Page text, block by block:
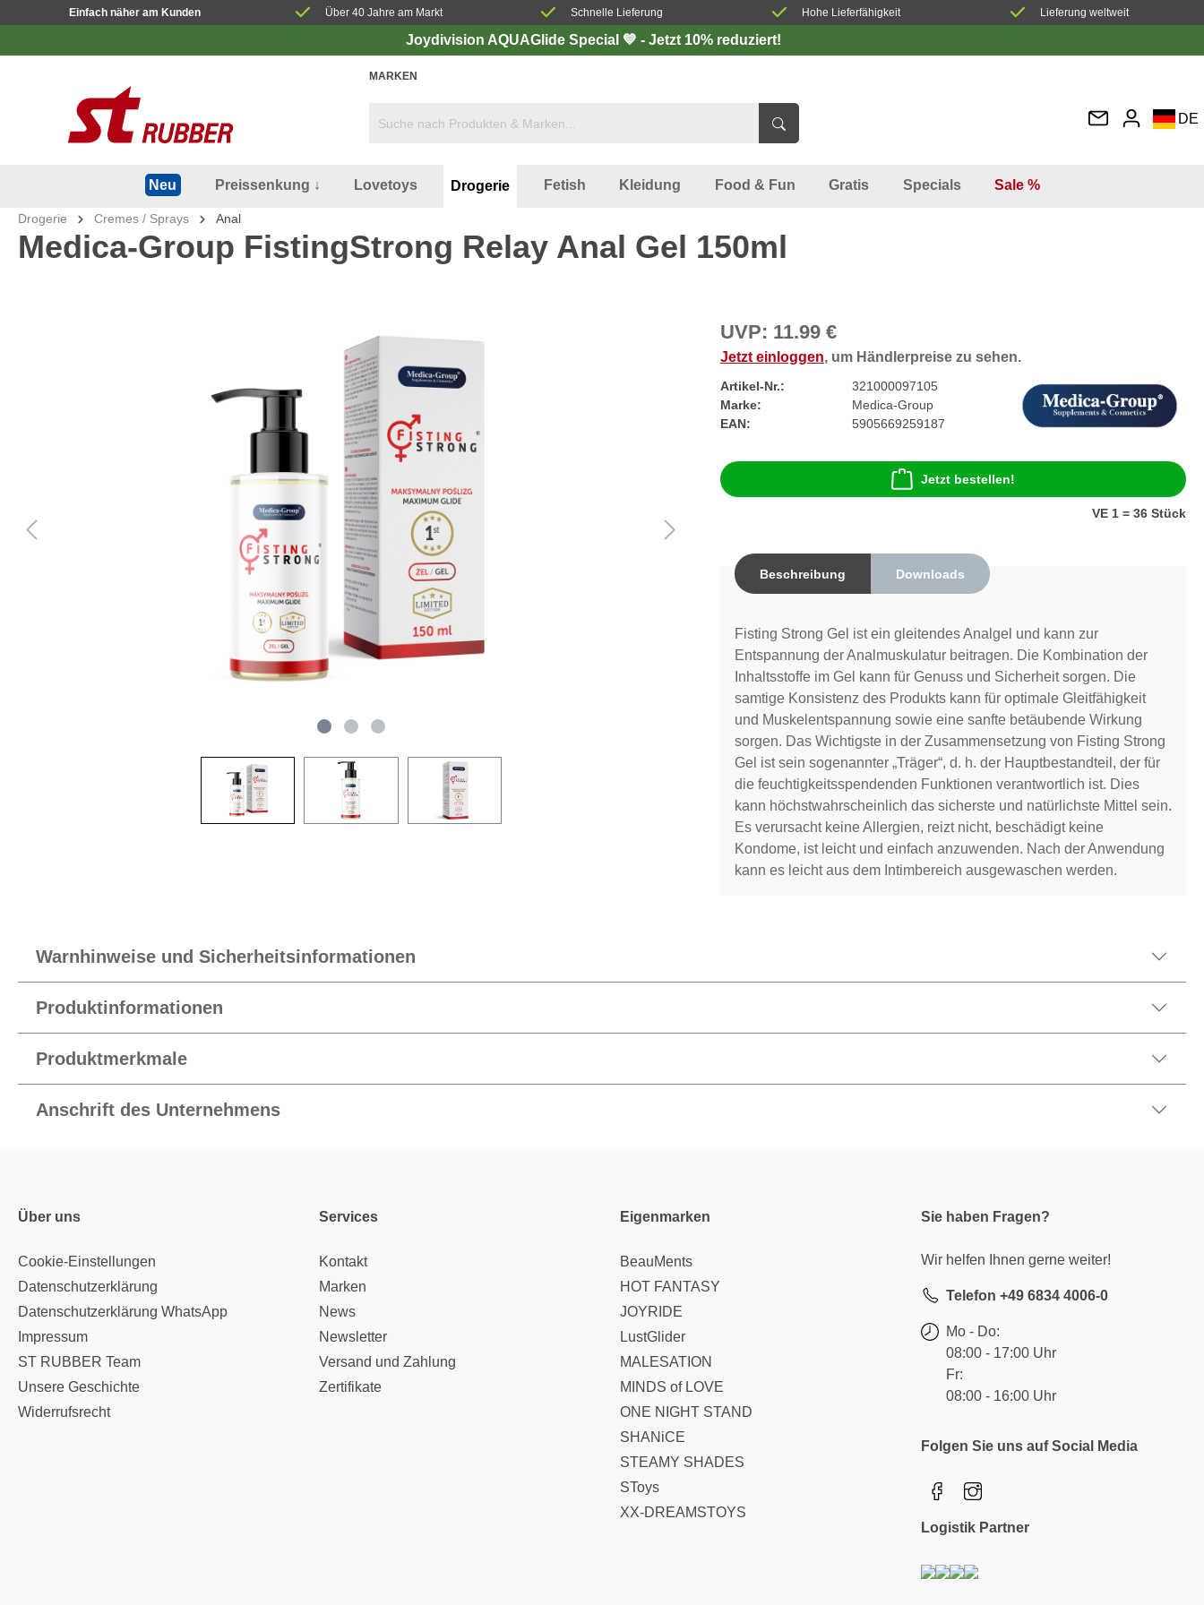
Einfach näher am Kunden Über 40 Jahre am Markt Schnelle Lieferung Hohe Lieferfähigkeit Lieferung weltweit
Joydivision AQUAGlide Special 💙 - Jetzt 10% reduziert!
MARKEN
DE
Neu Preissenkung ↓ Lovetoys Drogerie Fetish Kleidung Food & Fun Gratis Specials Sale %
Drogerie Cremes / Sprays Anal
Medica-Group FistingStrong Relay Anal Gel 150ml
UVP: 11.99 €
Jetzt einloggen, um Händlerpreise zu sehen.
Artikel-Nr.:
321000097105
Marke:
Medica-Group
EAN:
5905669259187
Jetzt bestellen!
VE 1 = 36 Stück
Beschreibung Downloads
Fisting Strong Gel ist ein gleitendes Analgel und kann zur
Entspannung der Analmuskulatur beitragen. Die Kombination der
Inhaltsstoffe im Gel kann für Genuss und Sicherheit sorgen. Die
samtige Konsistenz des Produkts kann für optimale Gleitfähigkeit
und Muskelentspannung sowie eine sanfte betäubende Wirkung
sorgen. Das Wichtigste in der Zusammensetzung von Fisting Strong
Gel ist sein sogenannter „Träger“, d. h. der Hauptbestandteil, der für
die feuchtigkeitsspendenden Funktionen verantwortlich ist. Dies
kann höchstwahrscheinlich das sicherste und natürlichste Mittel sein.
Es verursacht keine Allergien, reizt nicht, beschädigt keine
Kondome, ist leicht und einfach anzuwenden. Nach der Anwendung
kann es leicht aus dem Intimbereich ausgewaschen werden.
Warnhinweise und Sicherheitsinformationen
Produktinformationen
Produktmerkmale
Anschrift des Unternehmens
Über uns
Cookie-Einstellungen
Datenschutzerklärung
Datenschutzerklärung WhatsApp
Impressum
ST RUBBER Team
Unsere Geschichte
Widerrufsrecht
Services
Kontakt
Marken
News
Newsletter
Versand und Zahlung
Zertifikate
Eigenmarken
BeauMents
HOT FANTASY
JOYRIDE
LustGlider
MALESATION
MINDS of LOVE
ONE NIGHT STAND
SHANiCE
STEAMY SHADES
SToys
XX-DREAMSTOYS
Sie haben Fragen?
Wir helfen Ihnen gerne weiter!
Telefon +49 6834 4006-0
Mo - Do:
08:00 - 17:00 Uhr
Fr:
08:00 - 16:00 Uhr
Folgen Sie uns auf Social Media
Logistik Partner